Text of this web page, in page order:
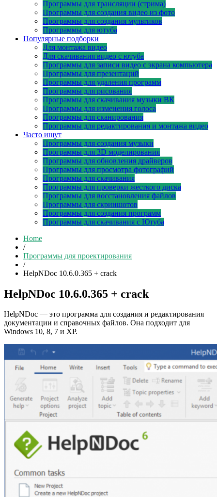
Программы для трансляции (стрима)
Программы для создания видео из фото
Программы для создания мультиков
Программы для ютуба
Популярные подборки
Для монтажа видео
Для скачивания видео с ютуба
Программы для записи видео с экрана компьютера
Программы для презентаций
Программы для удаления программ
Программы для рисования
Программы для скачивания музыки ВК
Программы для изменения голоса
Программы для сканирования
Программы для редактирования и монтажа видео
Часто ищут
Программы для создания музыки
Программы для 3D моделирования
Программы для обновления драйверов
Программы для просмотра фотографий
Программы для скачивания
Программы для проверки жесткого диска
Программы для восстановления файлов
Программы для скриншотов
Программы для создания программ
Программы для скачивания с Ютуба
Home
/
Программы для проектирования
/
HelpNDoc 10.6.0.365 + crack
HelpNDoc 10.6.0.365 + crack
HelpNDoc — это программа для создания и редактирования
документации и справочных файлов. Она подходит для
Windows 10, 8, 7 и XP.